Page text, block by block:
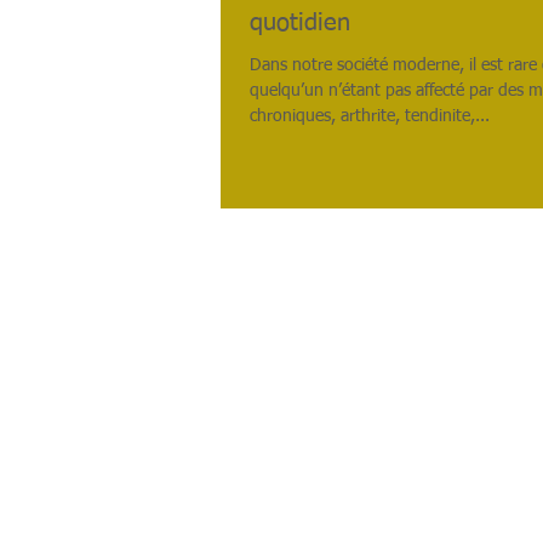
quotidien
Dans notre société moderne, il est rare
quelqu’un n’étant pas affecté par des
chroniques, arthrite, tendinite,...